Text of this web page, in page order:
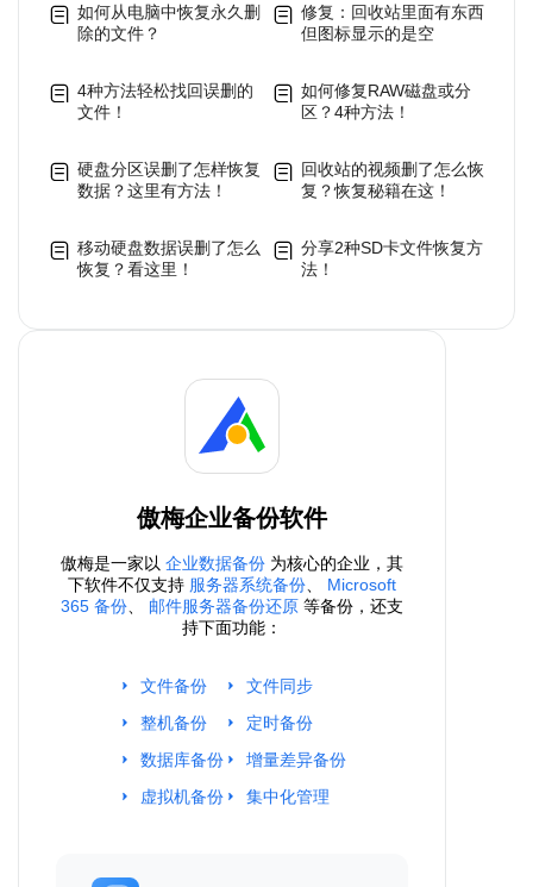
如何从电脑中恢复永久删
除的文件？
4种方法轻松找回误删的
文件！
硬盘分区误删了怎样恢复
数据？这里有方法！
移动硬盘数据误删了怎么
恢复？看这里！
修复：回收站里面有东西
但图标显示的是空
如何修复RAW磁盘或分
区？4种方法！
回收站的视频删了怎么恢
复？恢复秘籍在这！
分享2种SD卡文件恢复方
法！
傲梅企业备份软件
傲梅是一家以 企业数据备份 为核心的企业，其
下软件不仅支持 服务器系统备份
Microsoft
365 备份
邮件服务器备份还原 等备份，还支
持下面功能：
文件备份
整机备份
数据库备份
虚拟机备份
文件同步
定时备份
增量差异备份
集中化管理